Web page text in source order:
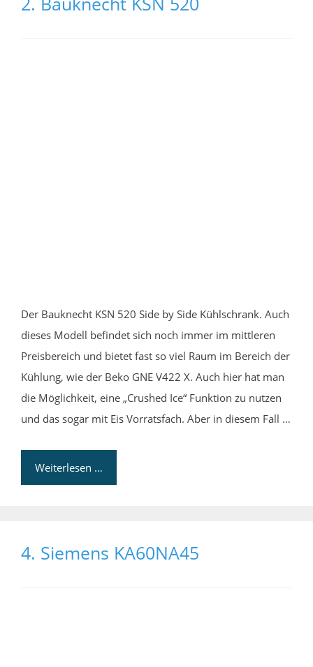
Der Bauknecht KSN 520 Side by Side Kühlschrank. Auch
dieses Modell befindet sich noch immer im mittleren
Preisbereich und bietet fast so viel Raum im Bereich der
Kühlung, wie der Beko GNE V422 X. Auch hier hat man
die Möglichkeit, eine „Crushed Ice“ Funktion zu nutzen
und das sogar mit Eis Vorratsfach. Aber in diesem Fall …
Weiterlesen …
4. Siemens KA60NA45